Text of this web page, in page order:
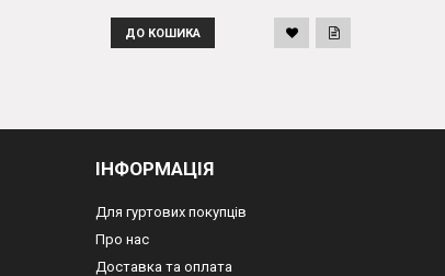
ДО КОШИКА
ІНФОРМАЦІЯ
Для гуртових покупців
Про нас
Доставка та оплата